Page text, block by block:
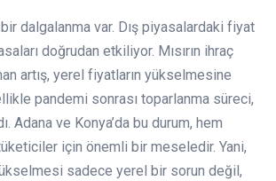
dalgalanma var. Dış piyasalardaki fiyat
doğrudan etkiliyor. Mısırın ihraç
artış, yerel fiyatların yükselmesine
pandemi sonrası toparlanma süreci,
Adana ve Konya’da bu durum, hem
için önemli bir meseledir. Yani,
sadece yerel bir sorun değil,